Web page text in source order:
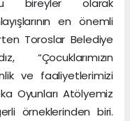
bireyler olarak
en önemli
Toroslar Belediye
“Çocuklarımızın
ve faaliyetlerimizi
Oyunları Atölyemiz
örneklerinden biri.